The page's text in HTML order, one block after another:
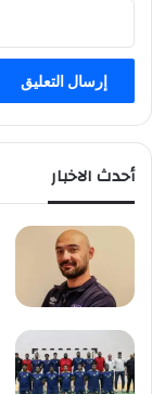
أحدث الاخبار